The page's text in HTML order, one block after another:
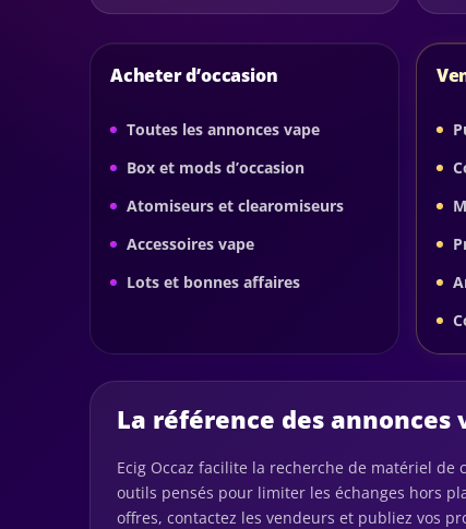
Acheter d’occasion
Toutes les annonces vape
Box et mods d’occasion
Atomiseurs et clearomiseurs
Accessoires vape
Lots et bonnes affaires
La référence des
Ecig Occaz facilite la recherche de matériel
outils pensés pour limiter les échanges hors
offres, contactez les vendeurs et publiez vos